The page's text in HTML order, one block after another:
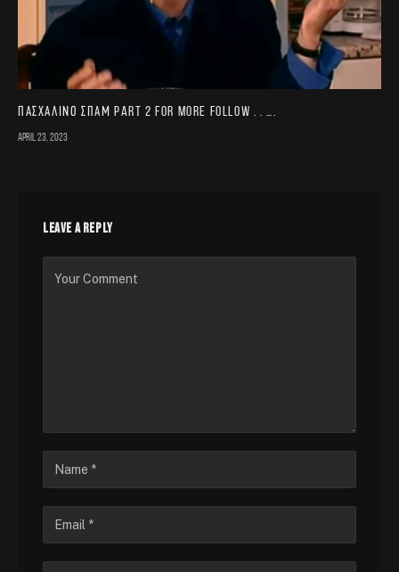
Πασχαλινό σπαμ part 2 For more follow . . ….
April 23, 2023
LEAVE A REPLY